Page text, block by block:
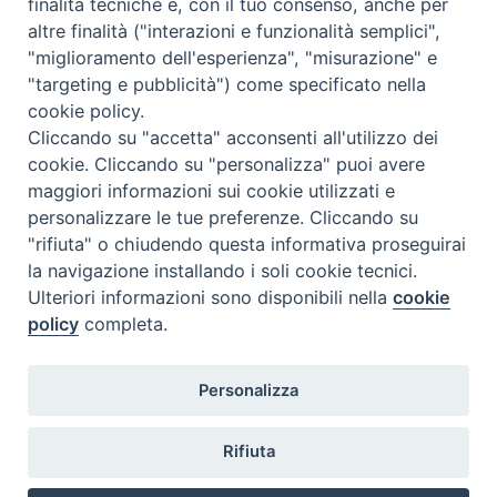
Piazza Mario Dottori, 14
02047 Poggio Mirteto (Rieti)
diocesi@diocesisabina.it
altre finalità ("interazioni e funzionalità semplici",
"miglioramento dell'esperienza", "misurazione" e
"targeting e pubblicità") come specificato nella
cookie policy.
Cliccando su "accetta" acconsenti all'utilizzo dei
cookie. Cliccando su "personalizza" puoi avere
maggiori informazioni sui cookie utilizzati e
personalizzare le tue preferenze. Cliccando su
"rifiuta" o chiudendo questa informativa proseguirai
la navigazione installando i soli cookie tecnici.
Ulteriori informazioni sono disponibili nellacookie
policy completa.
Personalizza
Rifiuta